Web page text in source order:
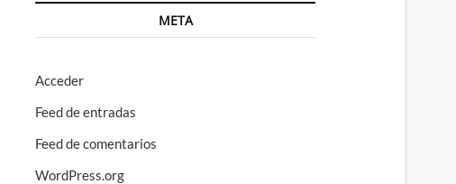
META
Acceder
Feed de entradas
Feed de comentarios
WordPress.org